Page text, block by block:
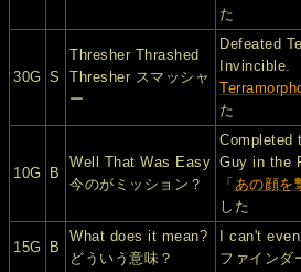
た
30G S
Thresher Thrashed
Thresher スマッシャ
ー
Defeated
Invincible.
た
10G B
Well That Was Easy
今のがミッション？
Completed
Guy in the
「 あの顔を
した
15G B
What does it mean?
どういう意味？
I can't
ファインダ